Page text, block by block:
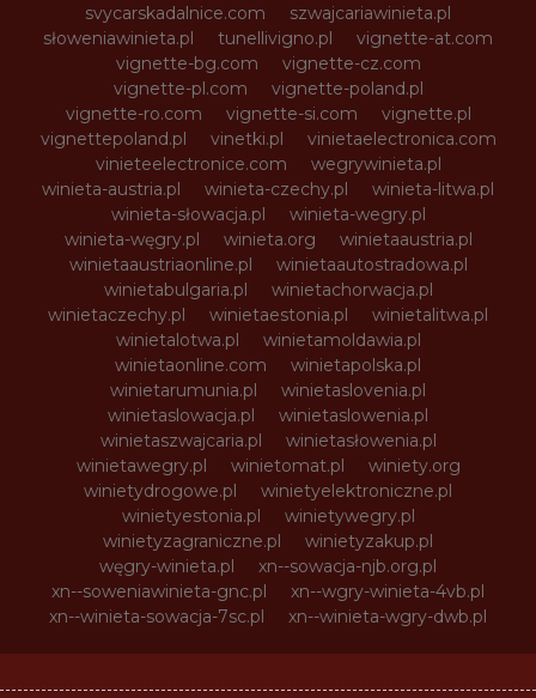
svycarskadalnice.com
szwajcariawinieta.pl
słoweniawinieta.pl
tunellivigno.pl
vignette-at.com
vignette-bg.com
vignette-cz.com
vignette-pl.com
vignette-poland.pl
vignette-ro.com
vignette-si.com
vignette.pl
vignettepoland.pl
vinetki.pl
vinietaelectronica.com
vinieteelectronice.com
wegrywinieta.pl
winieta-austria.pl
winieta-czechy.pl
winieta-litwa.pl
winieta-słowacja.pl
winieta-wegry.pl
winieta-węgry.pl
winieta.org
winietaaustria.pl
winietaaustriaonline.pl
winietaautostradowa.pl
winietabulgaria.pl
winietachorwacja.pl
winietaczechy.pl
winietaestonia.pl
winietalitwa.pl
winietalotwa.pl
winietamoldawia.pl
winietaonline.com
winietapolska.pl
winietarumunia.pl
winietaslovenia.pl
winietaslowacja.pl
winietaslowenia.pl
winietaszwajcaria.pl
winietasłowenia.pl
winietawegry.pl
winietomat.pl
winiety.org
winietydrogowe.pl
winietyelektroniczne.pl
winietyestonia.pl
winietywegry.pl
winietyzagraniczne.pl
winietyzakup.pl
węgry-winieta.pl
xn--sowacja-njb.org.pl
xn--soweniawinieta-gnc.pl
xn--wgry-winieta-4vb.pl
xn--winieta-sowacja-7sc.pl
xn--winieta-wgry-dwb.pl